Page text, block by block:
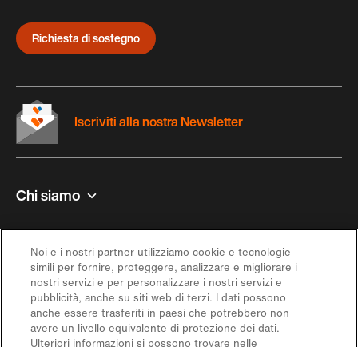
Richiesta di sostegno
Chi siamo
Ispirazione
Offerta
Iscriviti alla nostra Newsletter
Noi e i nostri partner utilizziamo cookie e tecnologie
simili per fornire, proteggere, analizzare e migliorare i
nostri servizi e per personalizzare i nostri servizi e
pubblicità, anche su siti web di terzi. I dati possono
anche essere trasferiti in paesi che potrebbero non
avere un livello equivalente di protezione dei dati.
Ulteriori informazioni si possono trovare nelle